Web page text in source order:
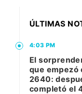
ÚLTIMAS
4:03 PM
El
que empezó
2640:
completó el